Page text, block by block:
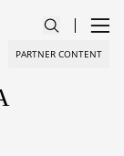
PARTNER CONTENT